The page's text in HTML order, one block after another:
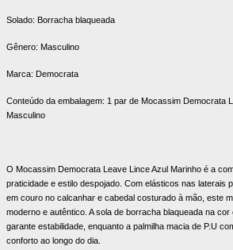
Solado: Borracha blaqueada
Gênero: Masculino
Marca: Democrata
Conteúdo da embalagem: 1 par de Mocassim Democrata
Masculino
O Mocassim Democrata Leave Lince Azul Marinho é a
praticidade e estilo despojado. Com elásticos nas laterais
em couro no calcanhar e cabedal costurado à mão, este
moderno e autêntico. A sola de borracha blaqueada na
garante estabilidade, enquanto a palmilha macia de P.U
conforto ao longo do dia.